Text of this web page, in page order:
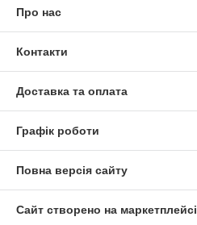
Про нас
Контакти
Доставка та оплата
Графік роботи
Повна версія сайту
Сайт створено на маркетплейсі